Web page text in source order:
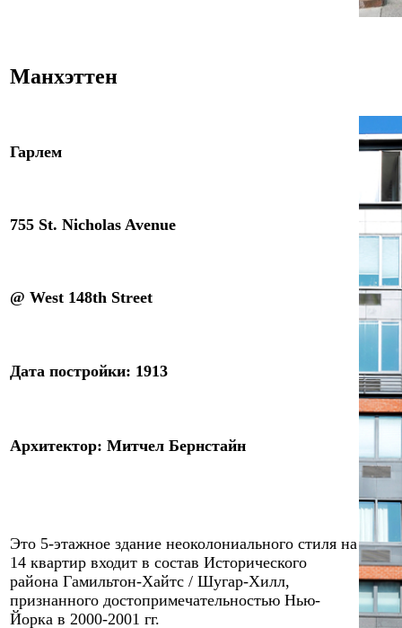
Манхэттен
Гарлем
755 St. Nicholas Avenue
@ West 148th Street
Дата постройки: 1913
Архитектор: Митчел Бернстайн
Этo 5-этажное зданиe неоколониального стиля на
14 квартир входит в состав Исторического
района Гамильтон-Хайтс / Шугар-Хилл,
признанного достопримечательностью Нью-
Йорка в 2000-2001 гг.